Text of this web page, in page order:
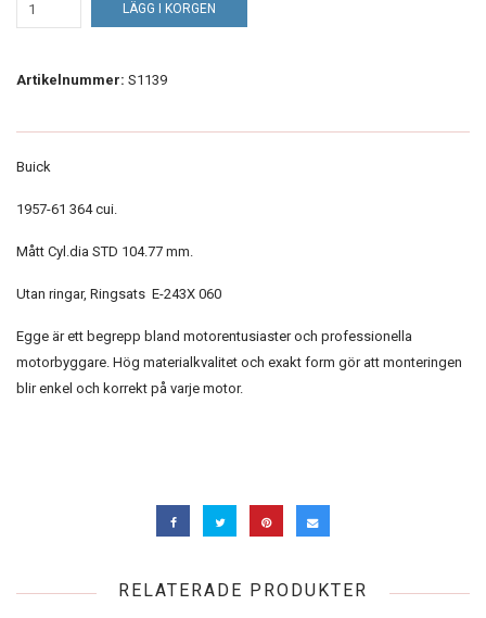
LÄGG I KORGEN
Artikelnummer: S1139
Buick
1957-61 364 cui.
Mått Cyl.dia STD 104.77 mm.
Utan ringar, Ringsats E-243X 060
Egge är ett begrepp bland motorentusiaster och professionella
motorbyggare. Hög materialkvalitet och exakt form gör att monteringen
blir enkel och korrekt på varje motor.
RELATERADE PRODUKTER